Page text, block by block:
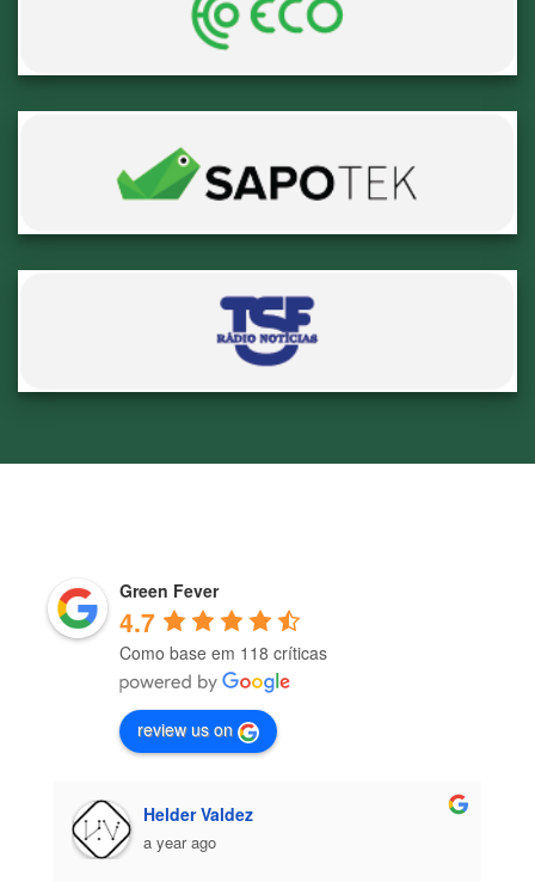
Green Fever
4.7
Como base em 118 críticas
review us on
Helder Valdez
a year ago